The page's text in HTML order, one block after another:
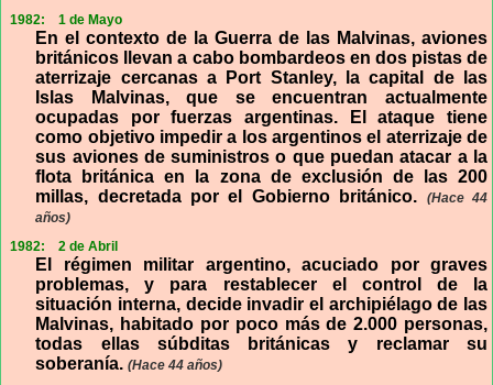
1982:
1 de Mayo
En el contexto de la Guerra de las Malvinas, aviones
británicos llevan a cabo bombardeos en dos pistas de
aterrizaje cercanas a Port Stanley, la capital de las
Islas Malvinas, que se encuentran actualmente
ocupadas por fuerzas argentinas. El ataque tiene
como objetivo impedir a los argentinos el aterrizaje de
sus aviones de suministros o que puedan atacar a la
flota británica en la zona de exclusión de las 200
millas, decretada por el Gobierno británico.
(Hace 44
años)
1982:
2 de Abril
El régimen militar argentino, acuciado por graves
problemas, y para restablecer el control de la
situación interna, decide invadir el archipiélago de las
Malvinas, habitado por poco más de 2.000 personas,
todas ellas súbditas británicas y reclamar su
soberanía.(Hace 44 años)